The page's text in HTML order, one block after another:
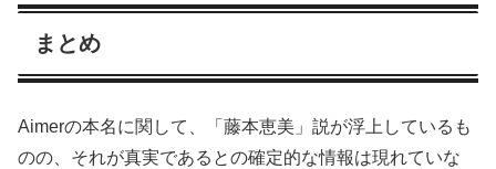
まとめ
Aimerの本名に関して、「藤本恵美」説が浮上しているも
のの、それが真実であるとの確定的な情報は現れていな